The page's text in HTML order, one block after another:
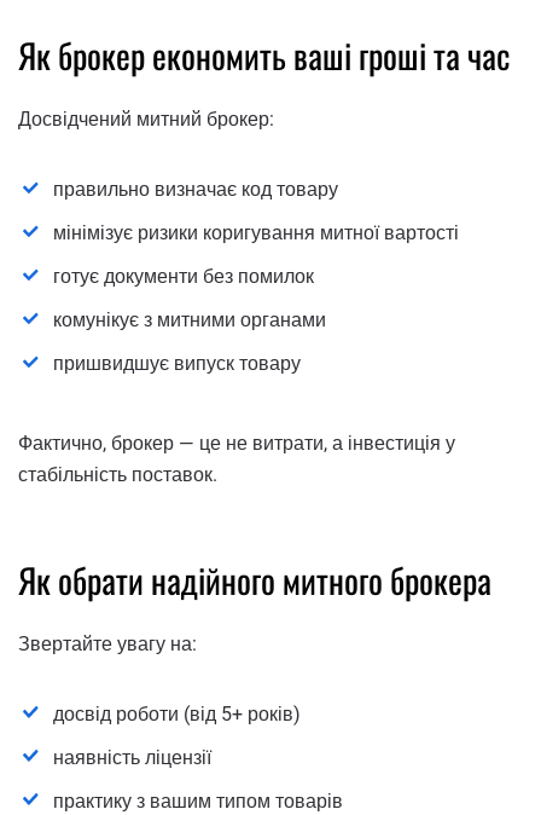
Як брокер економить ваші гроші та час
Досвідчений митний брокер:
правильно визначає код товару
мінімізує ризики коригування митної вартості
готує документи без помилок
комунікує з митними органами
пришвидшує випуск товару
Фактично, брокер — це не витрати, а інвестиція у
стабільність поставок.
Як обрати надійного митного брокера
Звертайте увагу на:
досвід роботи (від 5+ років)
наявність ліцензії
практику з вашим типом товарів